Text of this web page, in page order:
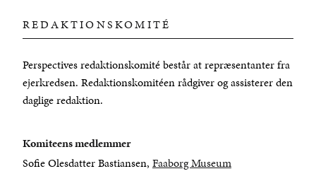
REDAKTIONSKOMITÉ
Perspectives redaktionskomité består at repræsentanter fra
ejerkredsen. Redaktionskomitéen rådgiver og assisterer den
daglige redaktion.
Komiteens medlemmer
Sofie Olesdatter Bastiansen, Faaborg Museum